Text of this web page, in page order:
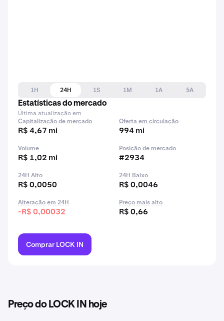
1H 24H 1S 1M 1A
5A
Estatísticas do mercado
Última atualização em
Capitalização de mercado
R$ 4,67 mi
Oferta em circulação
994 mi
Volume
R$ 1,02 mi
Posição de mercado
#2934
24H Alto
R$ 0,0050
24H Baixo
R$ 0,0046
Alteração em 24H
-R$ 0,00032
Preço mais alto
R$ 0,66
Comprar LOCK IN
Preço do LOCK IN hoje